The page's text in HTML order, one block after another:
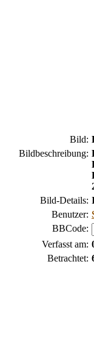
Bild:
Bildbeschreibung:
Bild-Details:
Benutzer:
BBCode:
Verfasst am:
Betrachtet: